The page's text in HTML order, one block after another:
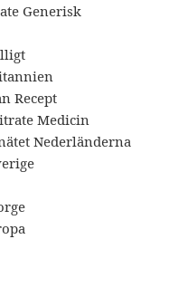
Generisk
Recept
Medicin
Nederländerna